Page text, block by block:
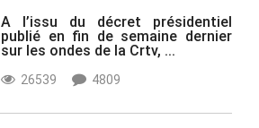
A l’issu du décret présidentiel
publié en fin de semaine dernier
sur les ondes de la Crtv, ...
26539 4809